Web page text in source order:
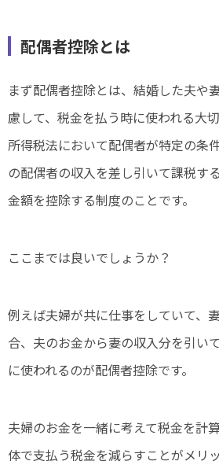
配偶者控除とは
まず配偶者控除とは、結婚した夫や
慮して、税金を払う時に使われる大
所得税法において配偶者が特定の条
の配偶者の収入を差し引いて課税す
金額を控除する制度のことです。
ここまでは良いでしょうか？
例えば夫婦が共に仕事をしていて、
合、夫のお金から妻の収入分を引い
に使われるのが配偶者控除です。
夫婦のお金を一緒に考えて税金を計
体で支払う税金を減らすことがメリ